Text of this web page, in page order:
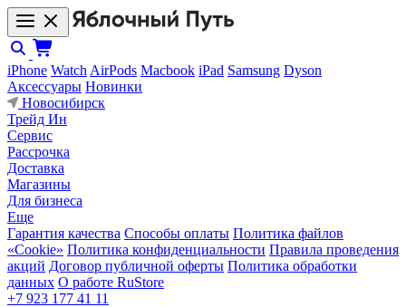
iPhone Watch AirPods Macbook iPad Samsung Dyson
Аксессуары Новинки
Новосибирск
Трейд Ин
Сервис
Рассрочка
Доставка
Магазины
Для бизнеса
Еще
Гарантия качества Способы оплаты Политика файлов
«Cookie» Политика конфиденциальности Правила проведения
акций Договор публичной оферты Политика обработки
данных О работе RuStore
+7 923 177 41 11